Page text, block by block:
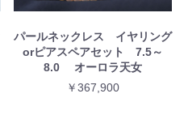
パールネックレス イヤリング
orピアスペアセット 7.5～
8.0 オーロラ天女
￥367,900